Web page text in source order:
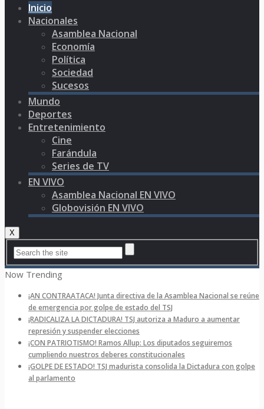
Inicio
Nacionales
Asamblea Nacional
Economía
Política
Sociedad
Sucesos
Mundo
Deportes
Entretenimiento
Cine
Farándula
Series de TV
EN VIVO
Asamblea Nacional EN VIVO
Globovisión EN VIVO
X
Now Trending
¡AN CONTRAATACA! Junta directiva de la Asamblea Nacional se reúne
de emergencia por golpe de estado del TSJ
¡RADICALIZA LA DICTADURA! TSJ autoriza a Maduro a aumentar
represión y suspender elecciones
¡CON PATRIOTISMO! Ramos Allup: Los diputados seguiremos
cumpliendo nuestros deberes constitucionales
¡GOLPE DE ESTADO! TSJ madurista consolida la Dictadura con golpe
al parlamento